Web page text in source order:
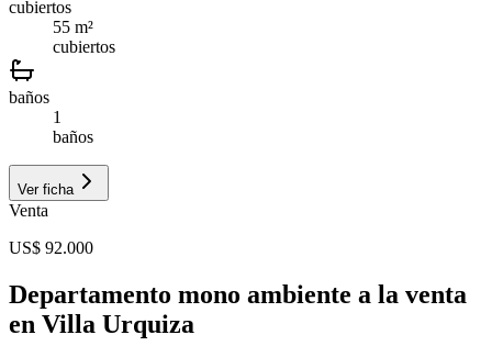
cubiertos
55 m²
cubiertos
baños
1
baños
Ver ficha
Venta
US$ 92.000
Departamento mono ambiente a la venta
en Villa Urquiza